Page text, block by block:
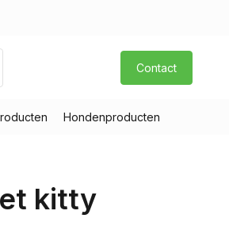
Contact
Hondenproducten
kitty